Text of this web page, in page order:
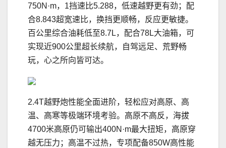
750N·m，1挡速比5.288，低速越野更有劲；配
合8.843超宽速比，换挡更顺畅，反应更敏捷。
百公里综合油耗低至8.7L，配合78L大油箱，可
实现近900公里超长续航，自驾远足、荒野畅
玩，心之所向皆可达。
2.4T越野炮性能全面进阶，轻松应对高原、高
温、高寒等极端环境考验。高原不高反，海拔
4700米高原仍可输出400N·m最大扭矩，高原穿
越无压力；高温不过热，专项配备850W高性能